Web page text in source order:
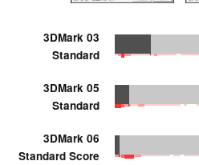
3DMark 03
Standard
3DMark 05
Standard
3DMark 06
Standard Score